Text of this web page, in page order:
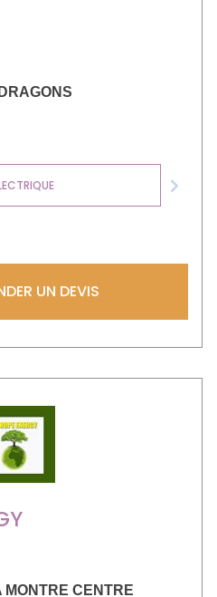
Next
UN DEVIS
CENTRE